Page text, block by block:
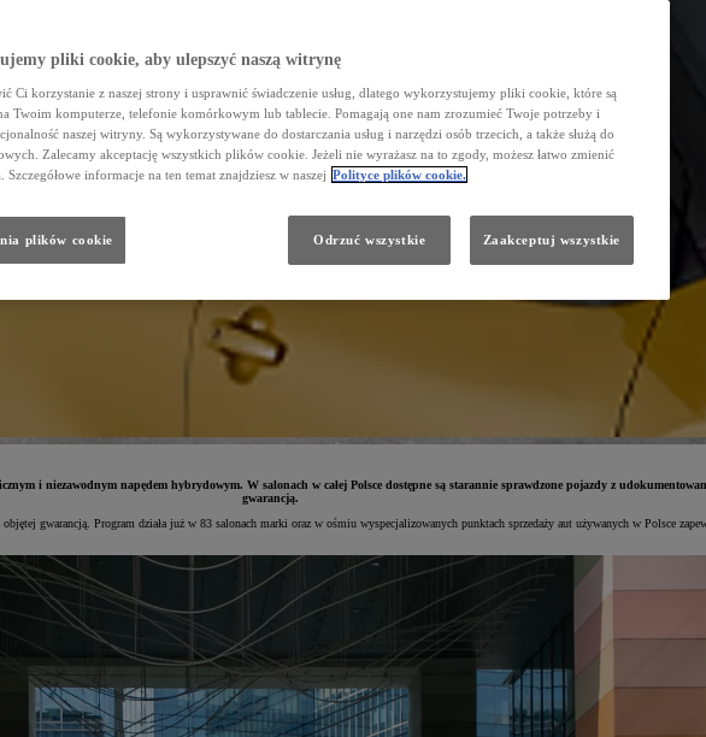
i niezawodnym napędem hybrydowym. W salonach w całej Polsce dostępne są starannie sprawdzone pojazdy z
gwarancją.
gwarancją. Program działa już w 83 salonach marki oraz w ośmiu wyspecjalizowanych punktach sprzedaży aut używanych w Polsce
pliki cookie, aby ulepszyć naszą witrynę
Ci korzystanie z naszej strony i usprawnić świadczenie usług, dlatego wykorzystujemy pliki cookie, które są
Twoim komputerze, telefonie komórkowym lub tablecie. Pomagają one nam zrozumieć Twoje potrzeby i
naszej witryny. Są wykorzystywane do dostarczania usług i narzędzi osób trzecich, a także służą do
Zalecamy akceptację wszystkich plików cookie. Jeżeli nie wyrażasz na to zgody, możesz łatwo zmienić
Szczegółowe informacje na ten temat znajdziesz w naszej Polityce plików cookie.
plików cookie Odrzuć wszystkie Zaakceptuj wszystkie